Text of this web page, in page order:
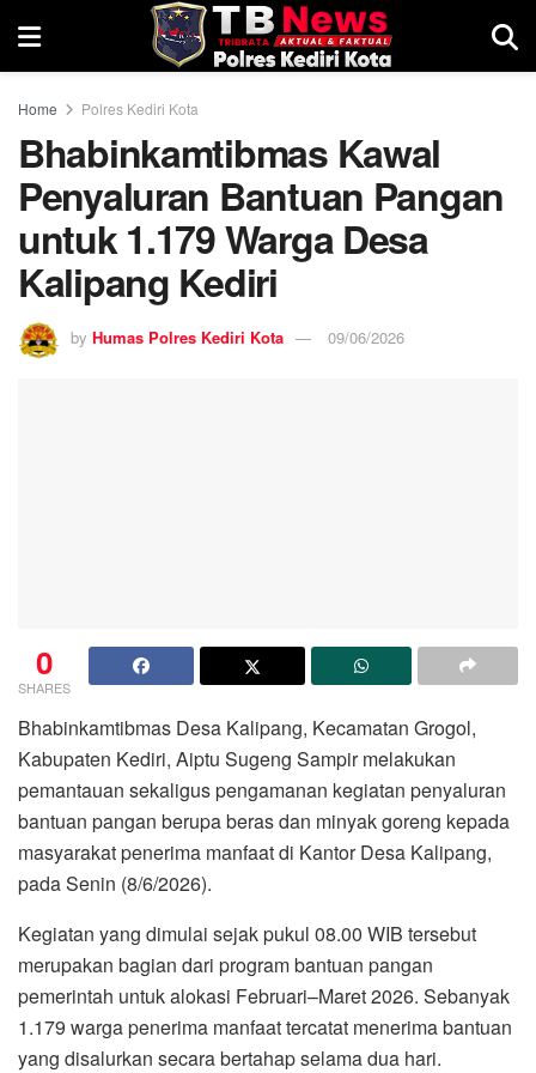
Home Polres Kediri Kota
Bhabinkamtibmas Kawal
Penyaluran Bantuan Pangan
untuk 1.179 Warga Desa
Kalipang Kediri
by Humas Polres Kediri Kota 09/06/2026
0
SHARES
Bhabinkamtibmas Desa Kalipang, Kecamatan Grogol,
Kabupaten Kediri, Aiptu Sugeng Sampir melakukan
pemantauan sekaligus pengamanan kegiatan penyaluran
bantuan pangan berupa beras dan minyak goreng kepada
masyarakat penerima manfaat di Kantor Desa Kalipang,
pada Senin (8/6/2026).
Kegiatan yang dimulai sejak pukul 08.00 WIB tersebut
merupakan bagian dari program bantuan pangan
pemerintah untuk alokasi Februari–Maret 2026. Sebanyak
1.179 warga penerima manfaat tercatat menerima bantuan
yang disalurkan secara bertahap selama dua hari.